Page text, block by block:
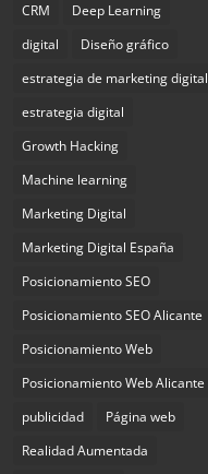
CRM
Deep Learning
digital
Diseño gráfico
estrategia de marketing digital
estrategia digital
Growth Hacking
Machine learning
Marketing Digital
Marketing Digital España
Posicionamiento SEO
Posicionamiento SEO Alicante
Posicionamiento Web
Posicionamiento Web Alicante
publicidad
Página web
Realidad Aumentada